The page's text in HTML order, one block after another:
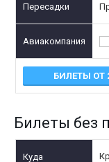
БИЛЕТЫ ОТ
Билеты без